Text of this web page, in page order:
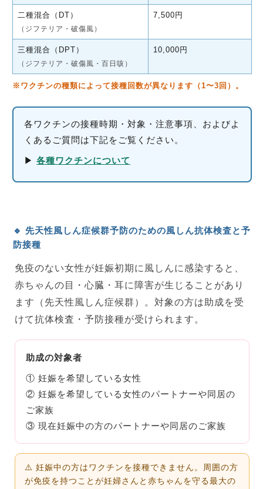
二種混合（DT）
（ジフテリア・破傷風）
7,500円
三種混合（DPT）
（ジフテリア・破傷風・百日咳）
10,000円
※ワクチンの種類によって接種回数が異なります（1〜3回）。
各ワクチンの接種時期・対象・注意事項、およびよ
くあるご質問は下記をご覧ください。
▶ 各種ワクチンについて
🔹 先天性風しん症候群予防のための風しん抗体検査と予
防接種
免疫のない女性が妊娠初期に風しんに感染すると、
赤ちゃんの目・心臓・耳に障害が生じることがあり
ます（先天性風しん症候群）。対象の方は助成を受
けて抗体検査・予防接種が受けられます。
助成の対象者
① 妊娠を希望している女性
② 妊娠を希望している女性のパートナーや同居の
ご家族
③ 現在妊娠中の方のパートナーや同居のご家族
⚠️ 妊娠中の方はワクチンを接種できません。周囲の方
が免疫を持つことが妊婦さんと赤ちゃんを守る最大の